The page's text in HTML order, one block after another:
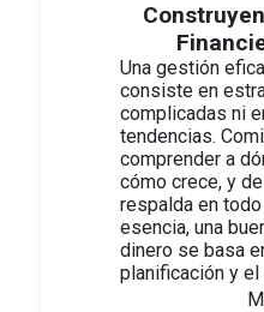
Una gestión
consiste en
complicadas ni
tendencias.
comprender a
cómo crece, y
respalda en
esencia, una
dinero se basa
planificación y